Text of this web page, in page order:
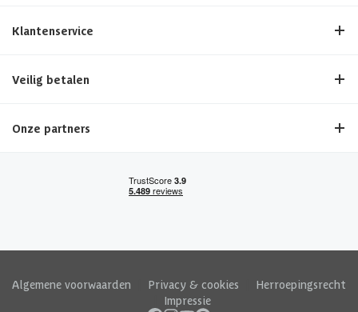
Klantenservice
Veilig betalen
Onze partners
Algemene voorwaarden Privacy & cookies
Herroepingsrecht
Impressie